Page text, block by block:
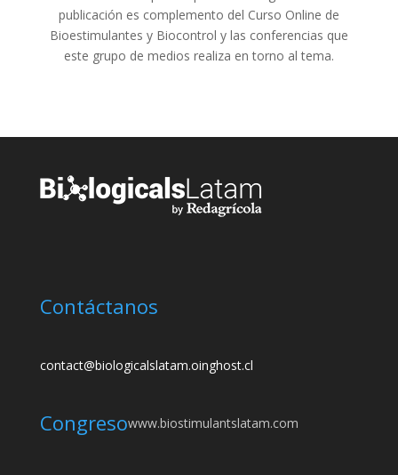
publicación es complemento del Curso Online de
Bioestimulantes y Biocontrol y las conferencias que
este grupo de medios realiza en torno al tema.
Contáctanos
contact@biologicalslatam.oinghost.cl
Congresowww.biostimulantslatam.com